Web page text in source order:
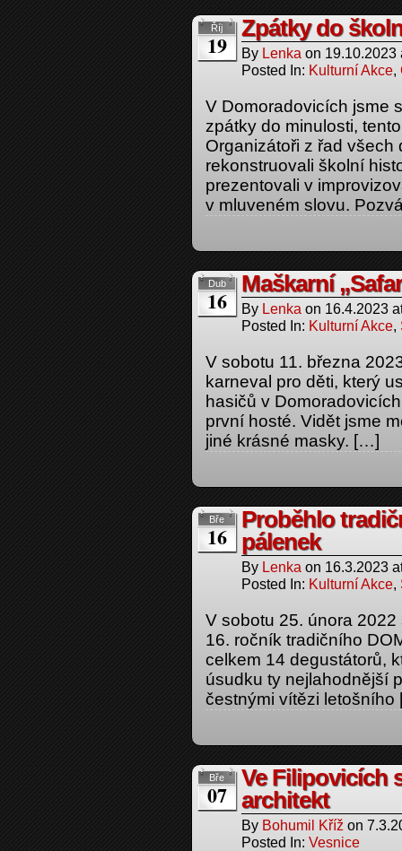
Říj
19
Zpátky do
By Lenka on 19.10.2023
Posted In: Kulturní Akce,
V Domoradovicích jsme
zpátky do minulosti,
Organizátoři z řad
rekonstruovali školní
prezentovali v
v mluveném slovu.
Dub
16
Maškarní
By Lenka on 16.4.2023
Posted In: Kulturní Akce,
V sobotu 11. března
karneval pro děti, který
hasičů v
první hosté. Vidět jsme
jiné krásné masky. […]
Bře
16
Proběhlo
pálenek
By Lenka on 16.3.2023
Posted In: Kulturní Akce,
V sobotu 25. února
16. ročník tradičního
celkem 14 degustátorů,
úsudku ty nejlahodnější
čestnými vítězi
Bře
07
Ve Filipovicích
architekt
By Bohumil Kříž on
Posted In: Vesnice